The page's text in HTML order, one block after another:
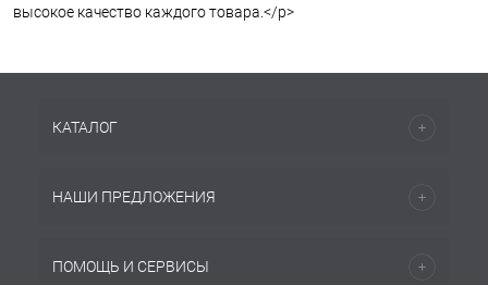
высокое качество каждого товара.</p>
КАТАЛОГ
НАШИ ПРЕДЛОЖЕНИЯ
ПОМОЩЬ И СЕРВИСЫ